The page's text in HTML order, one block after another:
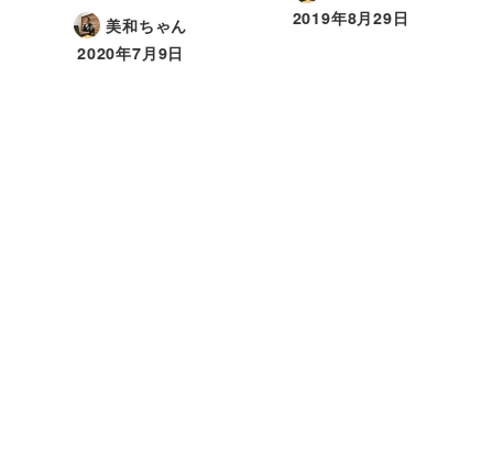
美和ちゃん
2020年7月9日
2019年8月29日